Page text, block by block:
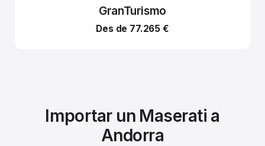
GranTurismo
Des de 77.265 €
Importar un Maserati a
Andorra